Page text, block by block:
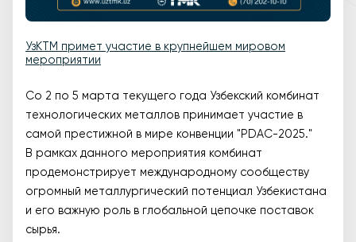
УзКТМ примет участие в крупнейшем мировом
мероприятии
Со 2 по 5 марта текущего года Узбекский комбинат
технологических металлов принимает участие в
самой престижной в мире конвенции "PDAC-2025."
В рамках данного мероприятия комбинат
продемонстрирует международному сообществу
огромный металлургический потенциал Узбекистана
и его важную роль в глобальной цепочке поставок
сырья.